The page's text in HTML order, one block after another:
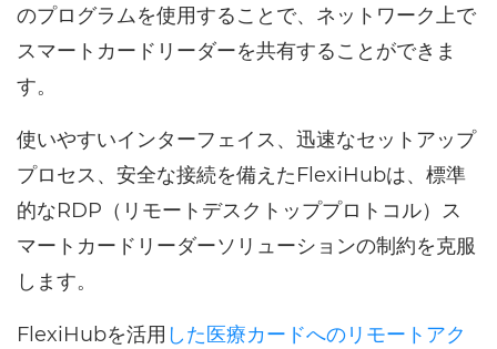
のプログラムを使用することで、ネットワーク上で
スマートカードリーダーを共有することができま
す。
使いやすいインターフェイス、迅速なセットアップ
プロセス、安全な接続を備えたFlexiHubは、標準
的なRDP（リモートデスクトッププロトコル）ス
マートカードリーダーソリューションの制約を克服
します。
FlexiHubを活用 した医療カードへのリモートアク